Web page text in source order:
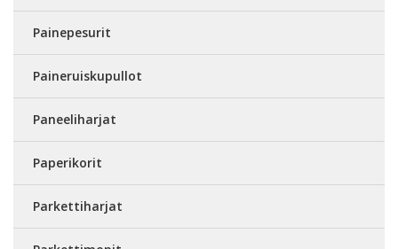
Painepesurit
Paineruiskupullot
Paneeliharjat
Paperikorit
Parkettiharjat